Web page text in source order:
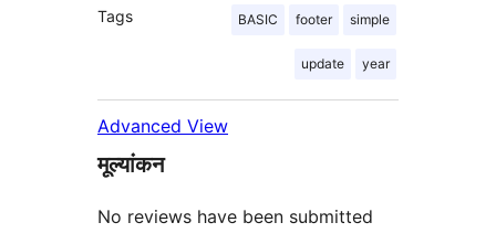
Tags BASIC footer simple
update year
Advanced View
मूल्यांकन
No reviews have been submitted